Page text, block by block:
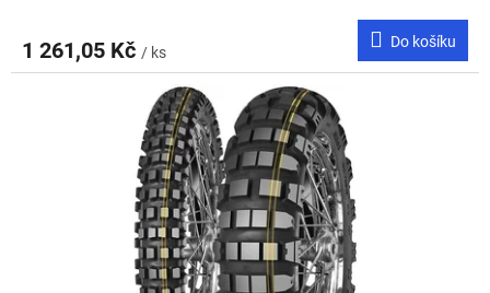
1 261,05 Kč / ks
Do košíku